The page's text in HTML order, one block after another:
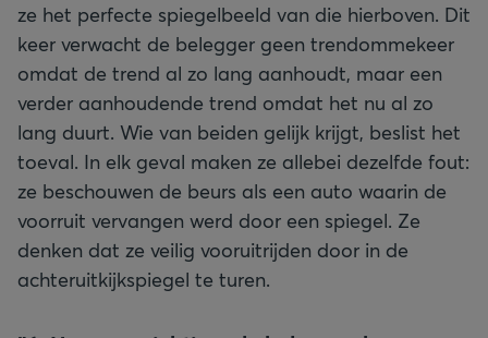
ze het perfecte spiegelbeeld van die hierboven. Dit
keer verwacht de belegger geen trendommekeer
omdat de trend al zo lang aanhoudt, maar een
verder aanhoudende trend omdat het nu al zo
lang duurt. Wie van beiden gelijk krijgt, beslist het
toeval. In elk geval maken ze allebei dezelfde fout:
ze beschouwen de beurs als een auto waarin de
voorruit vervangen werd door een spiegel. Ze
denken dat ze veilig vooruitrijden door in de
achteruitkijkspiegel te turen.